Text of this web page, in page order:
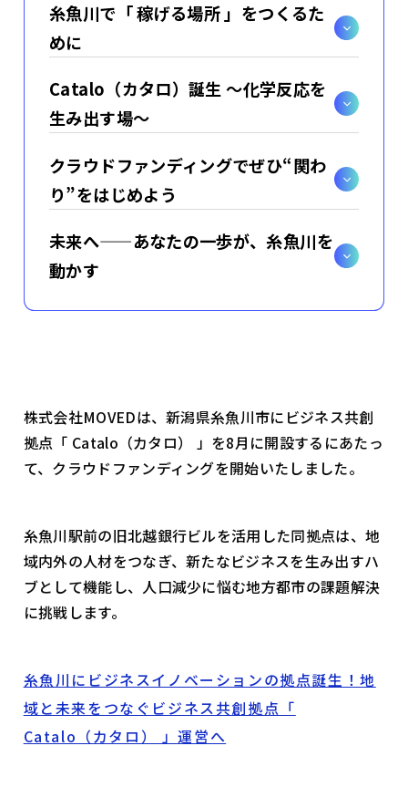
糸魚川で「 稼げる場所 」をつくるた
めに
Catalo（カタロ）誕生 〜化学反応を
生み出す場〜
クラウドファンディングでぜひ“関わ
り”をはじめよう
未来へ——あなたの一歩が、糸魚川を
動かす
株式会社MOVEDは、新潟県糸魚川市にビジネス共創
拠点「 Catalo（カタロ） 」を8月に開設するにあたっ
て、クラウドファンディングを開始いたしました。
糸魚川駅前の旧北越銀行ビルを活用した同拠点は、地
域内外の人材をつなぎ、新たなビジネスを生み出すハ
ブとして機能し、人口減少に悩む地方都市の課題解決
に挑戦します。
糸魚川にビジネスイノベーションの拠点誕生！地
域と未来をつなぐビジネス共創拠点「
Catalo（カタロ） 」運営へ